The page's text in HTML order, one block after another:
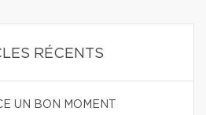
RÉCENTS
UN BON MOMENT